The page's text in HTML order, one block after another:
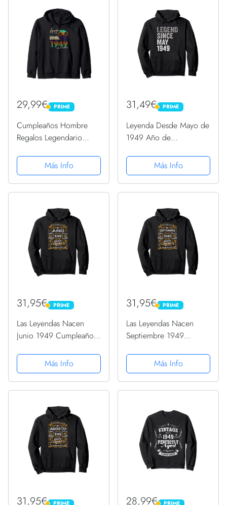
29,99€ PRIME
PRIME
Cumpleaños Hombre
Regalos Legendario
Sudadera con Capucha
Más Info
31,49€ PRIME
PRIME
Leyenda Desde Mayo de
1949 Año de
con Capucha
Más Info
31,95€ PRIME
PRIME
Las Leyendas Nacen
Junio 1949 Cumpleaños
con Capucha
Más Info
31,95€ PRIME
PRIME
Las Leyendas Nacen
Septiembre 1949
Mujer Sudadera con
Capucha
Más Info
31,95€ PRIME 28,99€ PRIME